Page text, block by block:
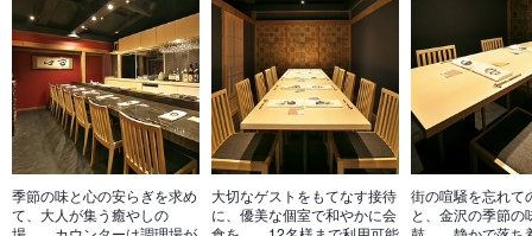
季節の味と心の安らぎを求め
て、大人が集う癒やしの
大切なゲストをもてなす接待
に、優美な個室で和やかに会
街の喧騒を忘れて
と、金沢の季節の